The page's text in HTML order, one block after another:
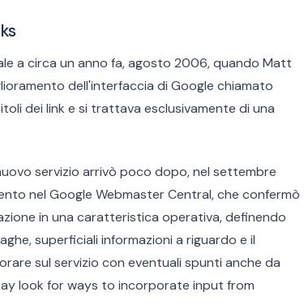
a circa un anno fa, agosto 2006, quando Matt
dell'interfaccia di Google chiamato
dei link e si trattava esclusivamente di una
servizio arrivò poco dopo, nel settembre
nel Google Webmaster Central, che confermò
in una caratteristica operativa, definendo
superficiali informazioni a riguardo e il
sul servizio con eventuali spunti anche da
look for ways to incorporate input from